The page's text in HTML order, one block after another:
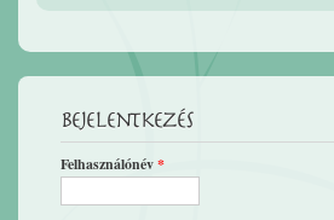
Bejelentkezés
Felhasználónév*